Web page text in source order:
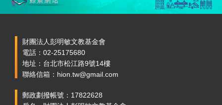
財團法人彭明敏文教基金會
電話：02-25175680
地址：台北市松江路9號14樓
聯絡信箱：hion.tw@gmail.com
郵政劃撥帳號：17822628